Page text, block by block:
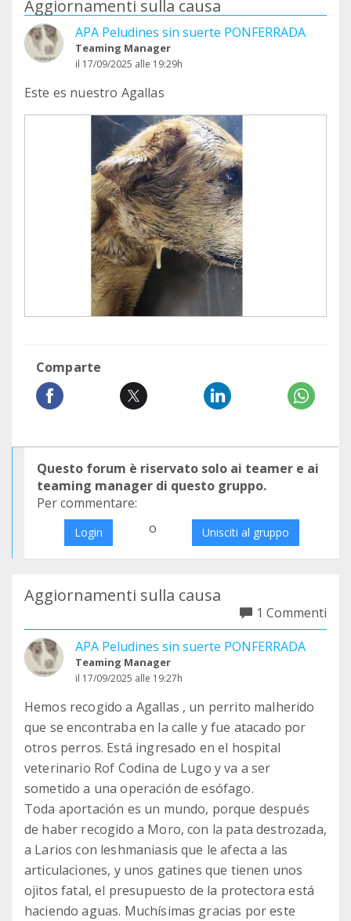
Aggiornamenti sulla causa
APA Peludines sin suerte PONFERRADA
Teaming Manager
il 17/09/2025 alle 19:29h
Este es nuestro Agallas
Comparte
Questo forum è riservato solo ai teamer e ai
teaming manager di questo gruppo.
Per commentare:
Login o Unisciti al gruppo
Aggiornamenti sulla causa
1 Commenti
APA Peludines sin suerte PONFERRADA
Teaming Manager
il 17/09/2025 alle 19:27h
Hemos recogido a Agallas , un perrito malherido
que se encontraba en la calle y fue atacado por
otros perros. Está ingresado en el hospital
veterinario Rof Codina de Lugo y va a ser
sometido a una operación de esófago.
Toda aportación es un mundo, porque después
de haber recogido a Moro, con la pata destrozada,
a Larios con leshmaniasis que le afecta a las
articulaciones, y unos gatines que tienen unos
ojitos fatal, el presupuesto de la protectora está
haciendo aguas. Muchísimas gracias por este